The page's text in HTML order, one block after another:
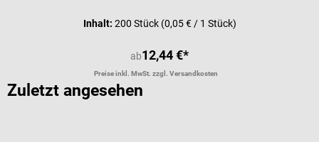
Inhalt: 200 Stück (0,05 € / 1 Stück)
ab12,44 €*
Preise inkl. MwSt. zzgl. Versandkosten
Zuletzt angesehen